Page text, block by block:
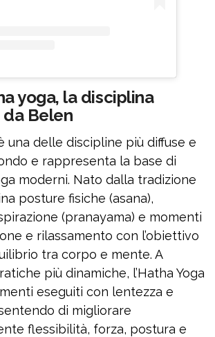
yoga, la disciplina
Belen
una delle discipline più diffuse e
e rappresenta la base di
moderni. Nato dalla tradizione
posture fisiche (asana),
(pranayama) e momenti
e rilassamento con l’obiettivo
tra corpo e mente. A
più dinamiche, l’Hatha Yoga
eseguiti con lentezza e
di migliorare
flessibilità, forza, postura e